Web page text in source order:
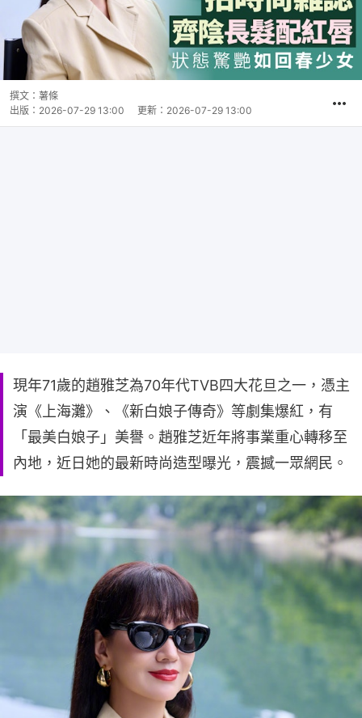
撰文： 薯條
出版： 2026-07-29 13:00 更新： 2026-07-29 13:00
現年71歲的趙雅芝為70年代TVB四大花旦之一，憑主
演《上海灘》、《新白娘子傳奇》等劇集爆紅，有
「最美白娘子」美譽。趙雅芝近年將事業重心轉移至
內地，近日她的最新時尚造型曝光，震撼一眾網民。